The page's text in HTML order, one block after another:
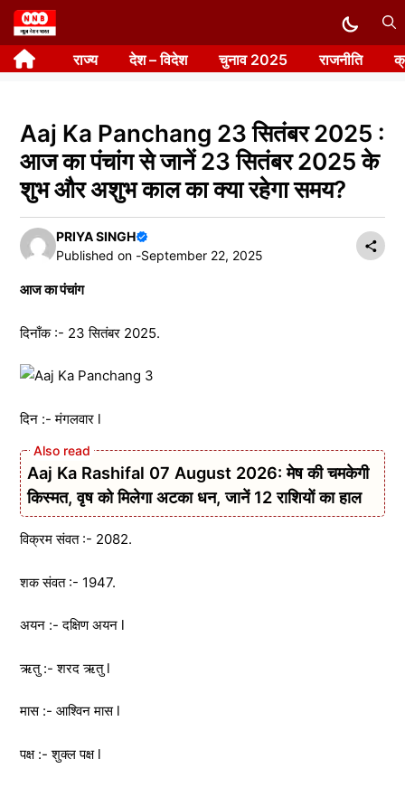
Skip
to
content राज्य देश – विदेश चुनाव 2025 राजनीति
Aaj Ka Panchang 23 सितंबर 2025 :
आज का पंचांग से जानें 23 सितंबर 2025 के
शुभ और अशुभ काल का क्या रहेगा समय?
PRIYA SINGH
Published on -September 22, 2025
आज का पंचांग
दिनाँक :- 23 सितंबर 2025.
दिन :- मंगलवार l
Aaj Ka Rashifal 07 August 2026: मेष की चमकेगी
किस्मत, वृष को मिलेगा अटका धन, जानें 12 राशियों का हाल
विक्रम संवत :- 2082.
शक संवत :- 1947.
अयन :- दक्षिण अयन l
ऋतु :- शरद ऋतु l
मास :- आश्विन मास l
पक्ष :- शुक्ल पक्ष l